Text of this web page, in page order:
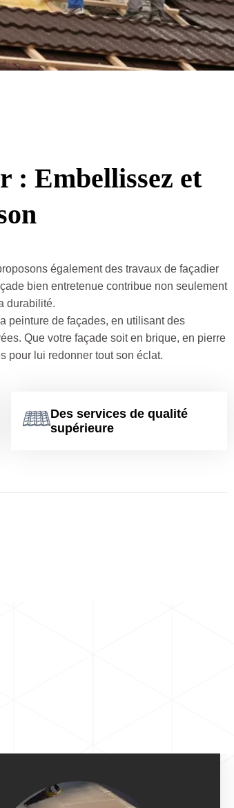
: Embellissez et
également des travaux de façadier
bien entretenue contribue non seulement
durabilité.
peinture de façades, en utilisant des
Que votre façade soit en brique, en pierre
pour lui redonner tout son éclat.
Des services de qualité
supérieure